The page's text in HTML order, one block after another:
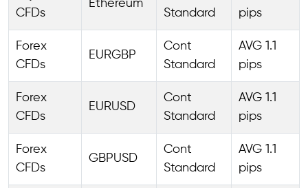
CFDs
Ethereum
Standard
pips
Forex
CFDs
EURGBP
Cont
Standard
AVG 1.1
pips
Forex
CFDs
EURUSD
Cont
Standard
AVG 1.1
pips
Forex
CFDs
GBPUSD
Cont
Standard
AVG 1.1
pips